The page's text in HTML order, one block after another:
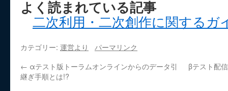
よく読まれている記事
二次利用・二次創作に関するガ
カテゴリー: 運営より
パーマリンク
← αテスト版トーラムオンラインからのデータ引
継ぎ手順とは!?
βテスト配